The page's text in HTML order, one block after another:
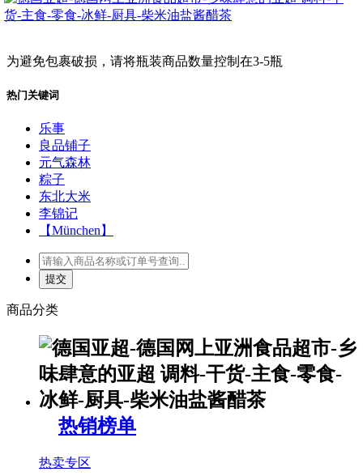
为避免包裹破损，请将瓶装商品数量控制在3-5瓶
热门关键词
乐事
良品铺子
元气森林
粽子
东北大米
李锦记
【München】
商品分类
热销榜单
热卖专区